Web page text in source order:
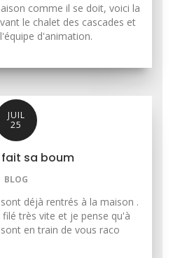
comme il se doit, voici la
le chalet des cascades et
d'animation.
JUIL
25
fait sa boum
BLOG
déjà rentrés à la maison .
très vite et je pense qu'à
en train de vous raco